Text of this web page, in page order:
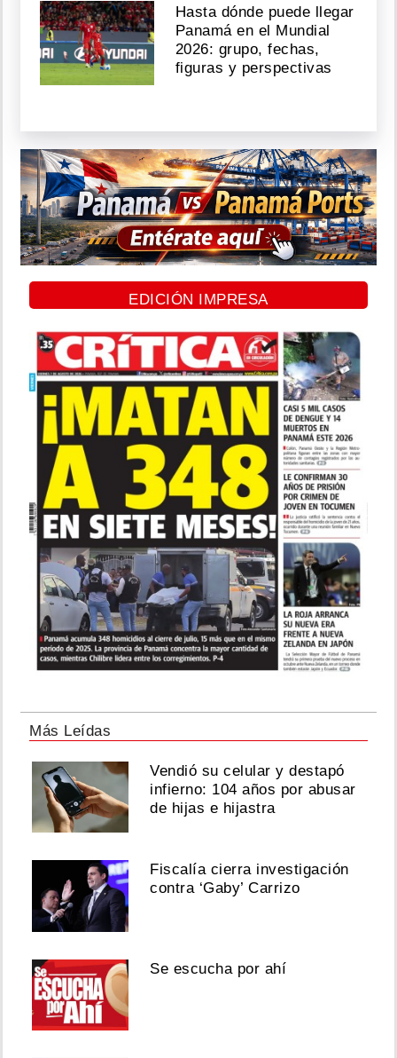
Hasta dónde puede llegar
Panamá en el Mundial
2026: grupo, fechas,
figuras y perspectivas
EDICIÓN IMPRESA
Más Leídas
Vendió su celular y destapó
infierno: 104 años por abusar
de hijas e hijastra
Fiscalía cierra investigación
contra ‘Gaby’ Carrizo
Se escucha por ahí